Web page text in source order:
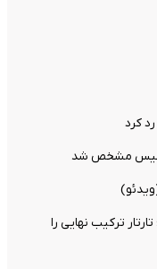
کرد
مشخص شد
ترکیب نهایی را